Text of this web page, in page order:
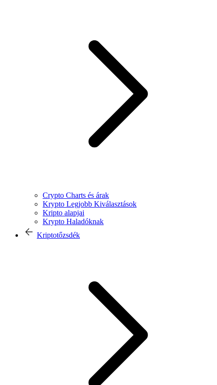
Crypto Charts és árak
Krypto Legjobb Kiválasztások
Kripto alapjai
Krypto Haladóknak
Kriptotőzsdék